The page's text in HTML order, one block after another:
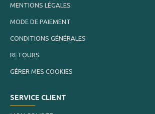
MENTIONS LÉGALES
MODE DE PAIEMENT
CONDITIONS GÉNÉRALES
RETOURS
GÉRER MES COOKIES
SERVICE CLIENT